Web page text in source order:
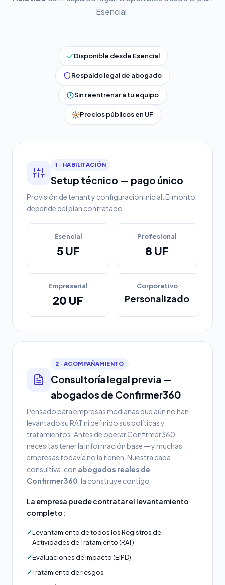
Esencial.
Disponible desde Esencial
Respaldo legal de abogado
Sin reentrenar a tu equipo
Precios públicos en UF
1 · HABILITACIÓN
Setup técnico — pago único
Provisión de tenant y configuración inicial. El monto
depende del plan contratado.
Esencial
5 UF
Profesional
8 UF
Empresarial
20 UF
Corporativo
Personalizado
2 · ACOMPAÑAMIENTO
Consultoría legal previa —
abogados de Confirmer360
Pensado para empresas medianas que aún no han
levantado su RAT ni definido sus políticas y
tratamientos. Antes de operar Confirmer360
necesitas tener la información base — y muchas
empresas todavía no la tienen. Nuestra capa
consultiva, con abogados reales de
Confirmer360 , la construye contigo.
La empresa puede contratar el levantamiento
completo:
✓Levantamiento de todos los Registros de
Actividades de Tratamiento (RAT)
✓Evaluaciones de Impacto (EIPD)
✓Tratamiento de riesgos